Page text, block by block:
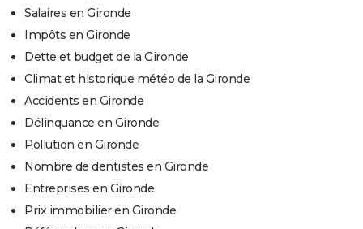
Salaires en Gironde
Impôts en Gironde
Dette et budget de la Gironde
Climat et historique météo de la Gironde
Accidents en Gironde
Délinquance en Gironde
Pollution en Gironde
Nombre de dentistes en Gironde
Entreprises en Gironde
Prix immobilier en Gironde